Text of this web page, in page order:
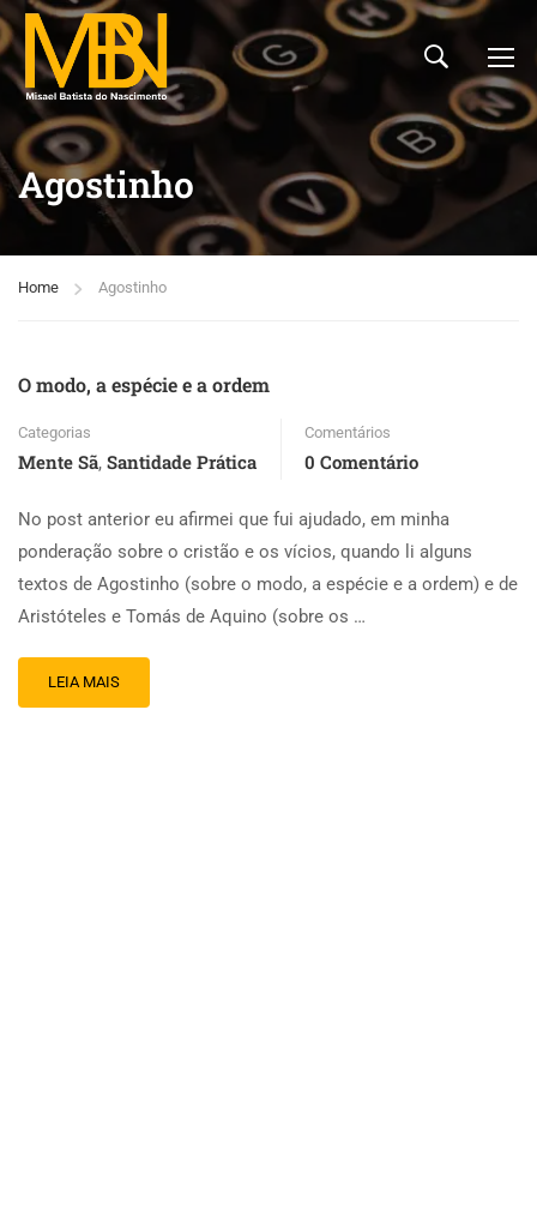
Agostinho
Home Agostinho
O modo, a espécie e a ordem
Categorias
Mente Sã, Santidade Prática
Comentários
0 Comentário
No post anterior eu afirmei que fui ajudado, em minha
ponderação sobre o cristão e os vícios, quando li alguns
textos de Agostinho (sobre o modo, a espécie e a ordem) e de
Aristóteles e Tomás de Aquino (sobre os …
LEIA MAIS